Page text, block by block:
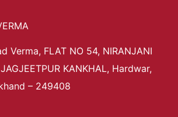
Verma, FLAT NO 54, NIRANJANI
KANKHAL, Hardwar,
– 249408